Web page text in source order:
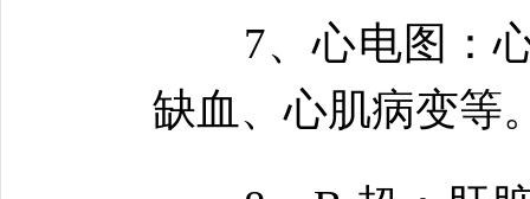
7、心电图：心
缺血、心肌病变等